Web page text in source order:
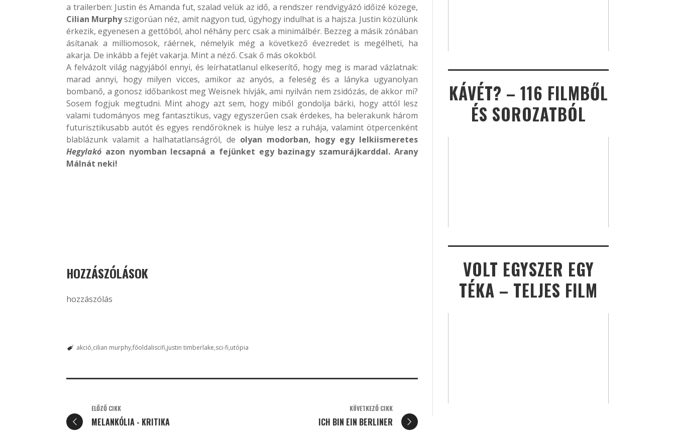
a trailerben: Justin és Amanda fut, szalad velük az idő, a rendszer rendvigyázó időizé közege,
Cilian Murphyszigorúan néz, amit nagyon tud, úgyhogy indulhat is a hajsza. Justin közülünk
érkezik, egyenesen a gettóból, ahol néhány perc csak a minimálbér. Bezzeg a másik zónában
ásítanak a milliomosok, ráérnek, némelyik még a következő évezredet is megélheti, ha
akarja. De inkább a fejét vakarja. Mint a néző. Csak ő más okokból.
A felvázolt világ nagyjából ennyi, és leírhatatlanul elkeserítő, hogy meg is marad vázlatnak:
marad annyi, hogy milyen vicces, amikor az anyós, a feleség és a lányka ugyanolyan
bombanő, a gonosz időbankost meg Weisnek hívják, ami nyilván nem zsidózás, de akkor mi?
Sosem fogjuk megtudni. Mint ahogy azt sem, hogy miből gondolja bárki, hogy attól lesz
valami tudományos meg fantasztikus, vagy egyszerűen csak érdekes, ha belerakunk három
futurisztikusabb autót és egyes rendőröknek is hülye lesz a ruhája, valamint ötpercenként
blablázunk valamit a halhatatlanságról, de olyan modorban, hogy egy lelkiismeretes
Hegylakó azon nyomban lecsapná a fejünket egy bazinagy szamurájkarddal. Arany
Málnát neki!
HOZZÁSZÓLÁSOK
hozzászólás
akció cilian murphyfőoldaliscifi justin timberlake sci-fi utópia
ELŐZŐ CIKK
MELANKÓLIA - KRITIKA
KÖVETKEZŐ CIKK
ICH BIN EIN BERLINER
KÁVÉT? – 116 FILMBŐL
ÉS SOROZATBÓL
VOLT EGYSZER EGY
TÉKA – TELJES FILM